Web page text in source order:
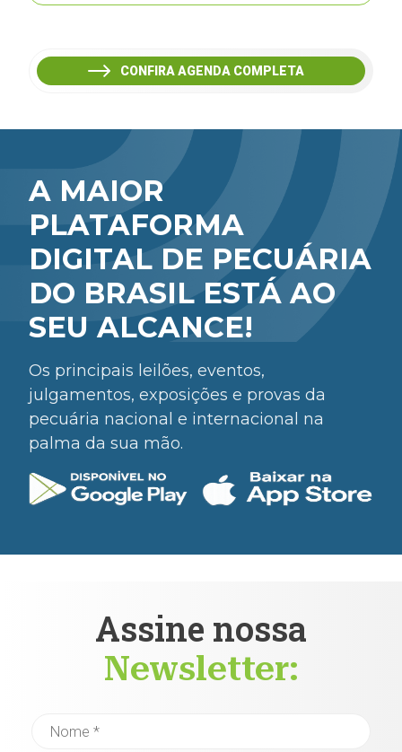
CONFIRA AGENDA COMPLETA
A MAIOR
PLATAFORMA
DIGITAL DE PECUÁRIA
DO BRASIL ESTÁ AO
SEU ALCANCE!
Os principais leilões, eventos,
julgamentos, exposições e provas da
pecuária nacional e internacional na
palma da sua mão.
Assine nossa
Newsletter: